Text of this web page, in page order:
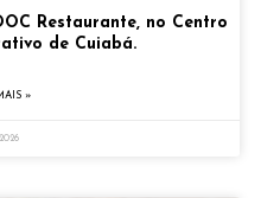
Restaurante, no Centro
de Cuiabá.
»